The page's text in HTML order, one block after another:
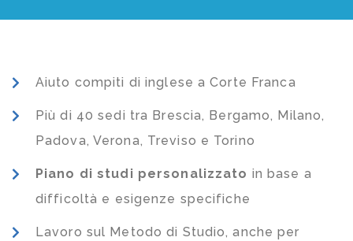
Aiuto compiti di inglese a Corte Franca
Più di 40 sedi tra Brescia, Bergamo, Milano,
Padova, Verona, Treviso e Torino
Piano di studi personalizzato in base a
difficoltà e esigenze specifiche
Lavoro sul Metodo di Studio, anche per